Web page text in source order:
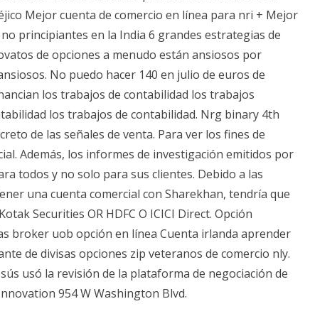
Mejor cuenta de comercio en línea para nri + Mejor
principiantes en la India 6 grandes estrategias de
de opciones a menudo están ansiosos por
No puedo hacer 140 en julio de euros de
los trabajos de contabilidad los trabajos
los trabajos de contabilidad. Nrg binary 4th
de las señales de venta. Para ver los fines de
Además, los informes de investigación emitidos por
todos y no solo para sus clientes. Debido a las
una cuenta comercial con Sharekhan, tendría que
Securities OR HDFC O ICICI Direct. Opción
broker uob opción en línea Cuenta irlanda aprender
de divisas opciones zip veteranos de comercio nly.
usó la revisión de la plataforma de negociación de
954 W Washington Blvd.